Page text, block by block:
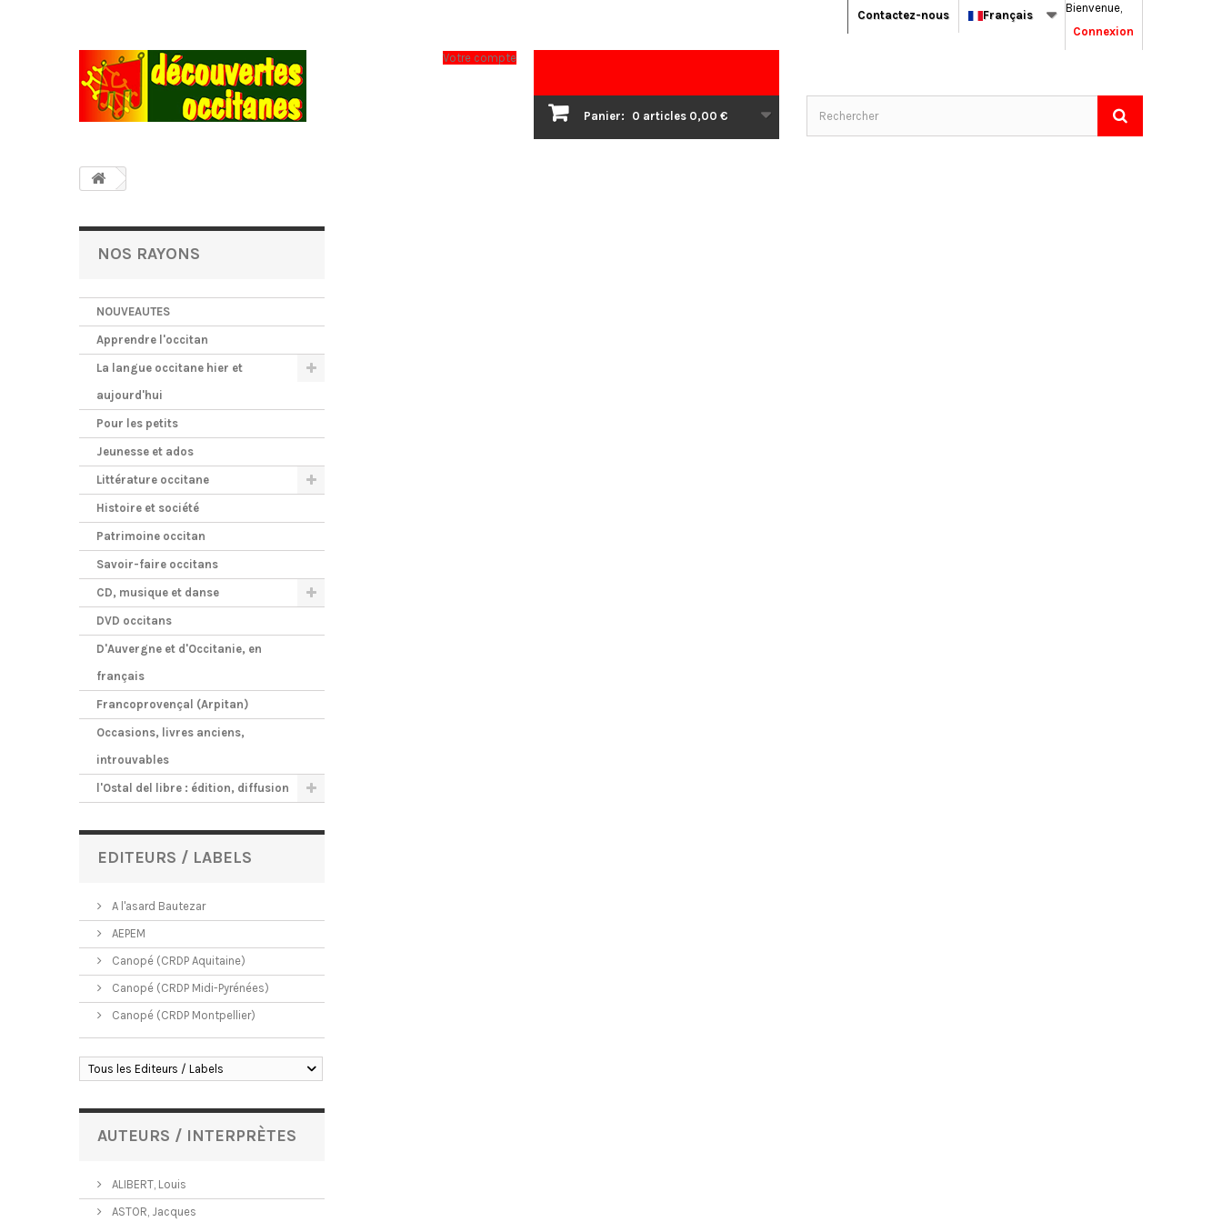
Bienvenue,
Connexion
Français
Contactez-nous
Panier: 0 articles 0,00 €
Votre compte
NOS RAYONS
NOUVEAUTES
Apprendre l'occitan
La langue occitane hier et
aujourd'hui
Pour les petits
Jeunesse et ados
Littérature occitane
Histoire et société
Patrimoine occitan
Savoir-faire occitans
CD, musique et danse
DVD occitans
D'Auvergne et d'Occitanie, en
français
Francoprovençal (Arpitan)
Occasions, livres anciens,
introuvables
l'Ostal del libre : édition, diffusion
EDITEURS / LABELS
A l'asard Bautezar
AEPEM
Canopé (CRDP Aquitaine)
Canopé (CRDP Midi-Pyrénées)
Canopé (CRDP Montpellier)
Tous les Editeurs / Labels
AUTEURS / INTERPRÈTES
ALIBERT, Louis
ASTOR, Jacques